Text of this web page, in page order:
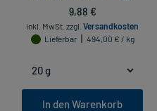
9,88 €
inkl. MwSt. zzgl. Versandkosten
Lieferbar
494,00 € / kg
In den Warenkorb